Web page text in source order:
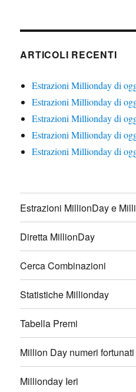
ARTICOLI RECENTI
Estrazioni Millionday di
Estrazioni Millionday di
Estrazioni Millionday di
Estrazioni Millionday di
Estrazioni Millionday di
Estrazioni MillionDay e
Diretta MillionDay
Cerca Combinazioni
Statistiche Millionday
Tabella Premi
Million Day numeri
Millionday Ieri